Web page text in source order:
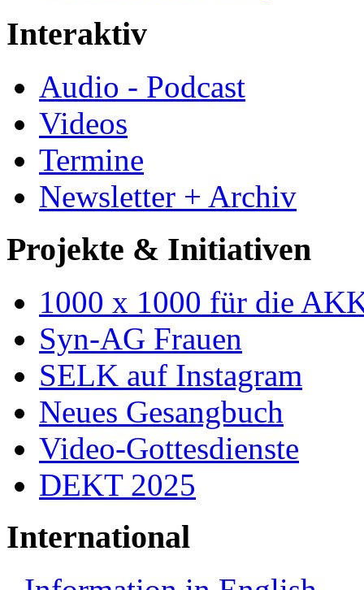
Interaktiv
Audio - Podcast
Videos
Termine
Newsletter + Archiv
Projekte & Initiativen
1000 x 1000 für die
Syn-AG Frauen
SELK auf Instagram
Neues Gesangbuch
Video-Gottesdienste
DEKT 2025
International